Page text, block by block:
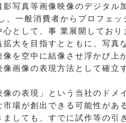
影写真等画像映像のデジタル
、一般消費者からプロフェ
心として、事 業展開しており
拡大を目指すとともに、写真
像を空中に結像させ浮かび
像画像の表現方法として確立
像の表現」という当社のドメ
場が創出できる可能性があ
ましても、すでに試作等の引